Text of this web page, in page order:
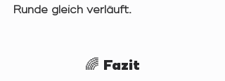
Runde gleich verläuft.
🌈 Fazit